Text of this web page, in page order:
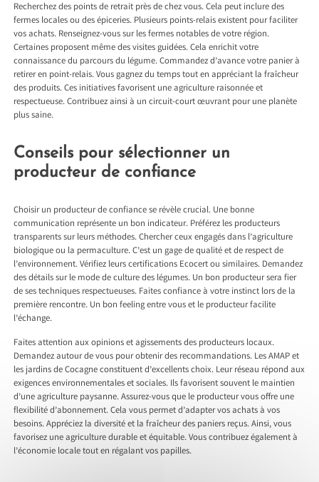
Recherchez des points de retrait près de chez vous. Cela peut inclure des
fermes locales ou des épiceries. Plusieurs points-relais existent pour faciliter
vos achats. Renseignez-vous sur les fermes notables de votre région.
Certaines proposent même des visites guidées. Cela enrichit votre
connaissance du parcours du légume. Commandez d’avance votre panier à
retirer en point-relais. Vous gagnez du temps tout en appréciant la fraîcheur
des produits. Ces initiatives favorisent une agriculture raisonnée et
respectueuse. Contribuez ainsi à un circuit-court œuvrant pour une planète
plus saine.
Conseils pour sélectionner un
producteur de confiance
Choisir un producteur de confiance se révèle crucial. Une bonne
communication représente un bon indicateur. Préférez les producteurs
transparents sur leurs méthodes. Chercher ceux engagés dans l’agriculture
biologique ou la permaculture. C’est un gage de qualité et de respect de
l’environnement. Vérifiez leurs certifications Ecocert ou similaires. Demandez
des détails sur le mode de culture des légumes. Un bon producteur sera fier
de ses techniques respectueuses. Faites confiance à votre instinct lors de la
première rencontre. Un bon feeling entre vous et le producteur facilite
l’échange.
Faites attention aux opinions et agissements des producteurs locaux.
Demandez autour de vous pour obtenir des recommandations. Les AMAP et
les jardins de Cocagne constituent d’excellents choix. Leur réseau répond aux
exigences environnementales et sociales. Ils favorisent souvent le maintien
d’une agriculture paysanne. Assurez-vous que le producteur vous offre une
flexibilité d’abonnement. Cela vous permet d’adapter vos achats à vos
besoins. Appréciez la diversité et la fraîcheur des paniers reçus. Ainsi, vous
favorisez une agriculture durable et équitable. Vous contribuez également à
l’économie locale tout en régalant vos papilles.